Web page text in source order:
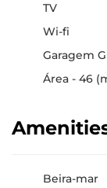
TV
Wi-fi
Garagem
Área - 46
Beira-mar